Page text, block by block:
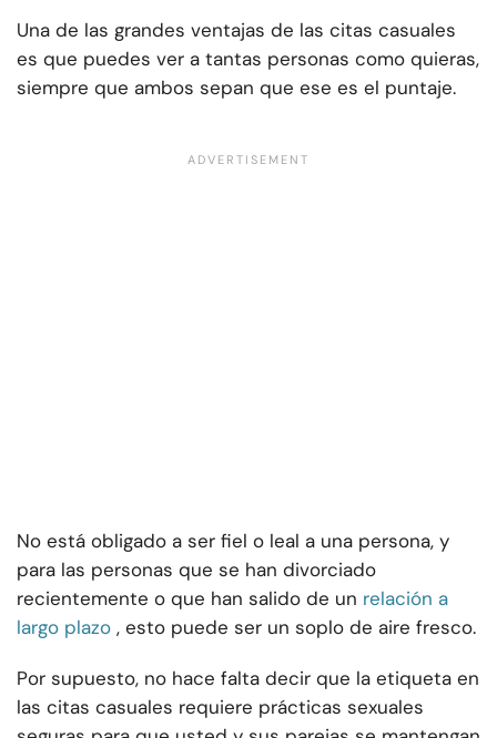
Una de las grandes ventajas de las citas casuales
es que puedes ver a tantas personas como quieras,
siempre que ambos sepan que ese es el puntaje.
No está obligado a ser fiel o leal a una persona, y
para las personas que se han divorciado
recientemente o que han salido de un relación a
largo plazo , esto puede ser un soplo de aire fresco.
Por supuesto, no hace falta decir que la etiqueta en
las citas casuales requiere prácticas sexuales